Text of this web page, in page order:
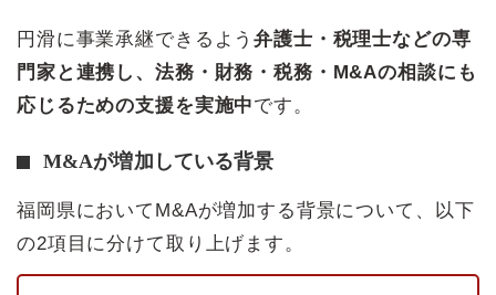
円滑に事業承継できるよう弁護士・税理士などの専
門家と連携し、法務・財務・税務・M&Aの相談にも
応じるための支援を実施中です。
M&Aが増加している背景
福岡県においてM&Aが増加する背景について、以下
の2項目に分けて取り上げます。